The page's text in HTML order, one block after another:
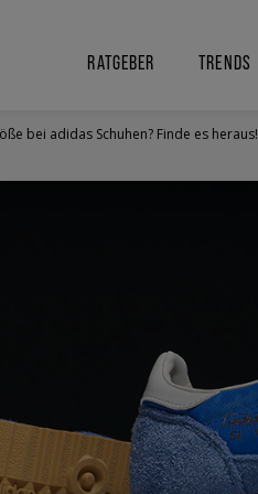
RATGEBER TRENDS
bei adidas Schuhen? Finde es heraus!